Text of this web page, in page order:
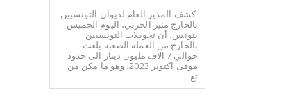
كشف المدير العام لديوان التونسيين
بالخارج منير الخربي، اليوم الخميس
بتونس، أن تحويلات التونسيين
بالخارج من العملة الصعبة بلغت
حوالي 7 الاف مليون دينار الى حدود
موفى اكتوبر 2023، وهو ما مكن من
تغ...